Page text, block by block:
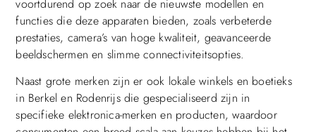
voortdurend op zoek naar de nieuwste modellen en
functies die deze apparaten bieden, zoals verbeterde
prestaties, camera’s van hoge kwaliteit, geavanceerde
beeldschermen en slimme connectiviteitsopties.
Naast grote merken zijn er ook lokale winkels en boetieks
in Berkel en Rodenrijs die gespecialiseerd zijn in
specifieke elektronica-merken en producten, waardoor